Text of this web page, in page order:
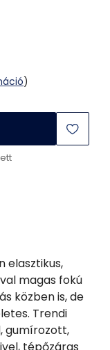
)
elasztikus,
magas fokú
közben is, de
Trendi
gumírozott,
tépőzáras